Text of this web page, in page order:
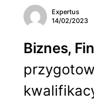
Expertus
14/02/2023
Biznes,